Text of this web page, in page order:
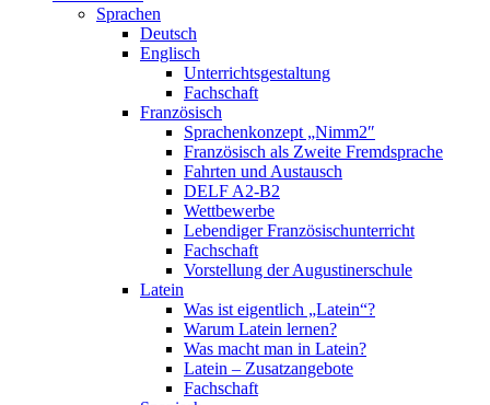
Sprachen
Deutsch
Englisch
Unterrichtsgestaltung
Fachschaft
Französisch
Sprachenkonzept „Nimm2″
Französisch als Zweite Fremdsprache
Fahrten und Austausch
DELF A2-B2
Wettbewerbe
Lebendiger Französischunterricht
Fachschaft
Vorstellung der Augustinerschule
Latein
Was ist eigentlich „Latein“?
Warum Latein lernen?
Was macht man in Latein?
Latein – Zusatzangebote
Fachschaft